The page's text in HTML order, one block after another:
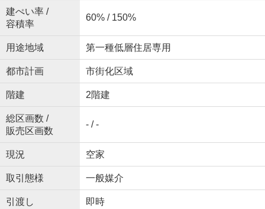
建ぺい率 /
容積率
60% / 150%
用途地域 第一種低層住居専用
都市計画 市街化区域
階建 2階建
総区画数 /
販売区画数
- / -
現況 空家
取引態様 一般媒介
引渡し 即時